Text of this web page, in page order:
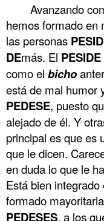
Avanzando
hemos formado en
las personas
DEmás. El PESIDE
como el bicho
está de mal humor
PEDESE, puesto
alejado de él. Y
principal es que es
que le dicen.
en duda lo que le
Está bien
formado
PEDESES, a los